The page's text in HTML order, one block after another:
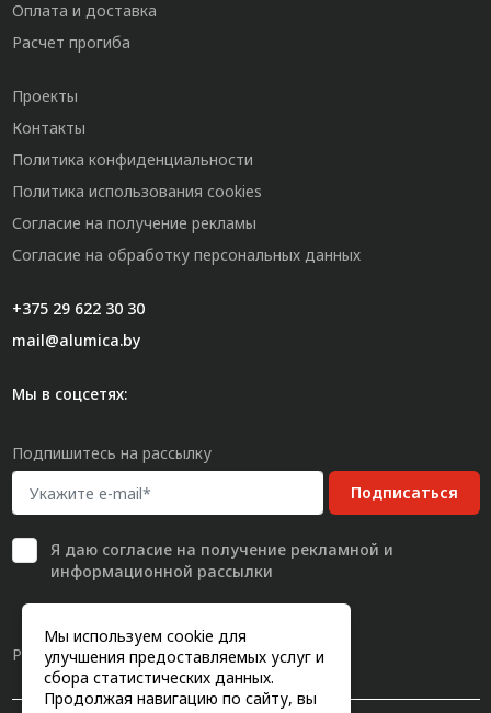
Мы используем cookie для
улучшения предоставляемых услуг и
сбора статистических данных.
Продолжая навигацию по сайту, вы
Оплата и доставка
Расчет прогиба
Проекты
Контакты
Политика конфиденциальности
Политика использования cookies
Согласие на получение рекламы
Согласие на обработку персональных данных
+375 29 622 30 30
mail@alumica.by
Мы в соцсетях:
Подпишитесь на рассылку
Подписаться
Я даю согласиена получение рекламной и
информационной рассылки
Разработка сайта